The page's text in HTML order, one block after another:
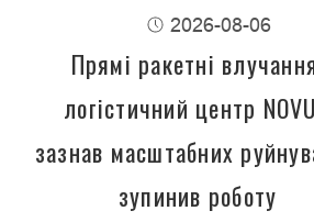
2026-08-06
Прямі ракетні
логістичний центр
зазнав масштабних
зупинив роботу